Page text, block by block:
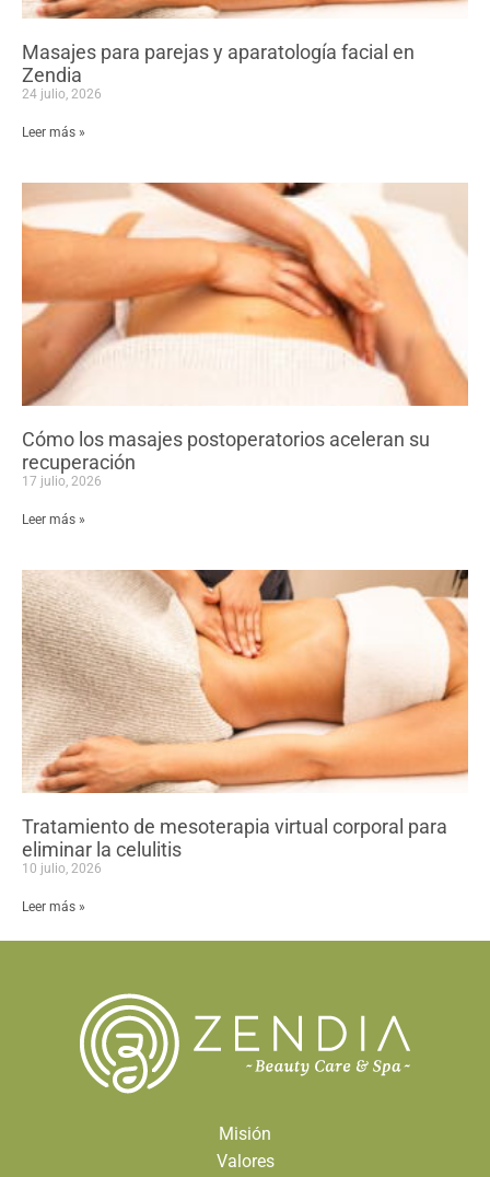
Masajes para parejas y aparatología facial en
Zendia
24 julio, 2026
Leer más »
Cómo los masajes postoperatorios aceleran su
recuperación
17 julio, 2026
Leer más »
Tratamiento de mesoterapia virtual corporal para
eliminar la celulitis
10 julio, 2026
Leer más »
Misión
Valores